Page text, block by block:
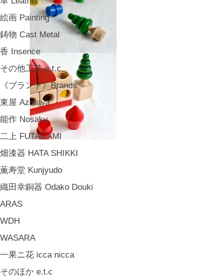
絵画 Painting
鋳物 Cast Metal
香 Insence
その他工芸 e.t.c
《ブランド》Brands
東屋 Azmaya
能作 Nosaku
二上 FUTAGAMI
畑漆器 HATA SHIKKI
薫寿堂 Kunjyudo
織田幸銅器 Odako Douki
ARAS
WDH
WASARA
一果ニ花 icca nicca
そのほか e.t.c